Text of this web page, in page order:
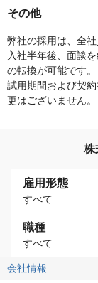
その他
弊社の採用は、全
入社半年後、面談
の転換が可能です。
試用期間および契
更はございません。
株
雇用形態
すべて
職種
すべて
会社情報